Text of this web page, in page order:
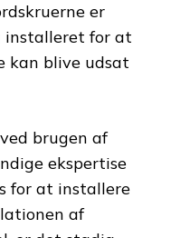
er
installeret for at
kan blive udsat
brugen af
ekspertise
for at installere
af